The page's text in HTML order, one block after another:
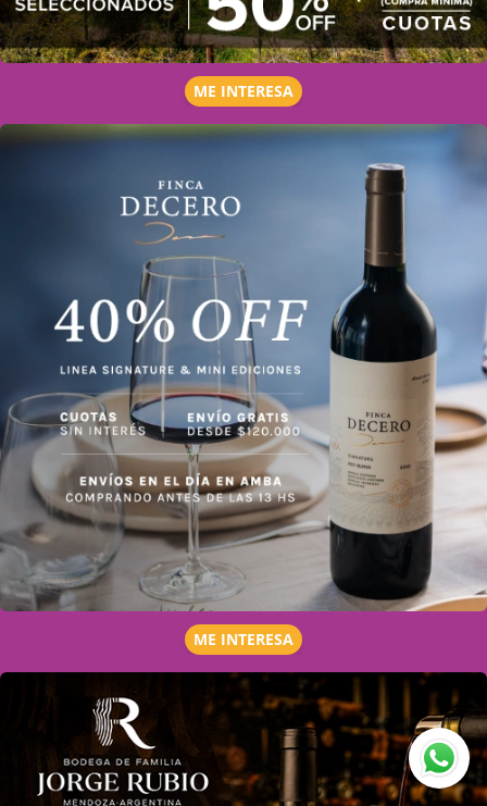
ME INTERESA
ME INTERESA